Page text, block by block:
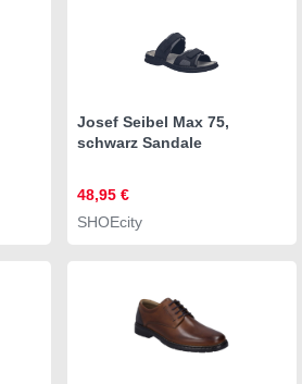
Josef Seibel Max 75,
schwarz Sandale
48,95 €
SHOEcity